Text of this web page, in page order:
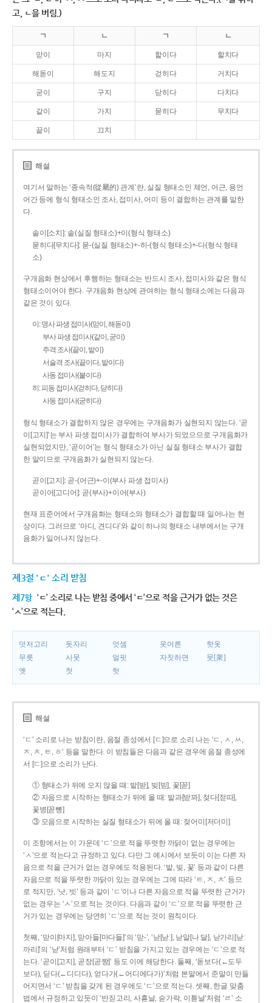
고, ㄴ을 버림.)
ㄱ ㄴ ㄱ ㄴ
맏이 마지 핥이다 할치다
해돋이 해도지 걷히다 거치다
굳이 구지 닫히다 다치다
같이 가치 묻히다 무치다
끝이 끄치
해설
여기서 말하는 ‘종속적(從屬的) 관계’란, 실질 형태소인 체언, 어근, 용언
어간 등에 형식 형태소인 조사, 접미사, 어미 등이 결합하는 관계를 말한
다.
솥이[소치]: 솥(실질 형태소)+이(형식 형태소)
묻히다[무치다]: 묻­-(실질 형태소)+­-히­-(형식 형태소)+-다(형식 형태
소)
구개음화 현상에서 후행하는 형태소는 반드시 조사, 접미사와 같은 형식
형태소이어야 한다. 구개음화 현상에 관여하는 형식 형태소에는 다음과
같은 것이 있다.
이: 명사 파생 접미사(맏이, 해돋이)
부사 파생 접미사(같이, 굳이)
주격 조사(끝이, 밭이)
서술격 조사(끝이다, 밭이다)
사동 접미사(붙이다)
히: 피동 접미사(걷히다, 닫히다)
사동 접미사(굳히다)
형식 형태소가 결합하지 않은 경우에는 구개음화가 실현되지 않는다. ‘곧
이[고지]’는 부사 파생 접미사가 결합하여 부사가 되었으므로 구개음화가
실현되었지만, ‘곧이어’는 형식 형태소가 아닌 실질 형태소 부사가 결합
한 말이므로 구개음화가 실현되지 않는다.
곧이[고지]: 곧-­(어근)+­-이(부사 파생 접미사)
곧이어[고디어]: 곧(부사)+이어(부사)
현재 표준어에서 구개음화는 형태소와 형태소가 결합할 때 일어나는 현
상이다. 그러므로 ‘마디, 견디다’와 같이 하나의 형태소 내부에서는 구개
음화가 일어나지 않는다.
제3절 'ㄷ' 소리 받침
제7항 ‘ㄷ’ 소리로 나는 받침 중에서 ‘ㄷ’으로 적을 근거가 없는 것은
‘ㅅ’으로 적는다.
덧저고리 돗자리 엇셈 웃어른
핫옷
무릇
사뭇 얼핏 자칫하면
뭇[衆]
옛
첫 헛
해설
‘ㄷ’ 소리로 나는 받침이란, 음절 종성에서 [ㄷ]으로 소리 나는 ‘ㄷ, ㅅ, ㅆ,
ㅈ, ㅊ, ㅌ, ㅎ’ 등을 말한다. 이 받침들은 다음과 같은 경우에 음절 종성에
서 [ㄷ]으로 소리가 난다.
① 형태소가 뒤에 오지 않을 때: 밭[받], 빚[빋], 꽃[꼳]
② 자음으로 시작하는 형태소가 뒤에 올 때: 밭과[받꽈], 젖다[젇따],
꽃병[꼳뼝]
③ 모음으로 시작하는 실질 형태소가 뒤에 올 때: 젖어미[저더미]
이 조항에서는 이 가운데 ‘ㄷ’으로 적을 뚜렷한 까닭이 없는 경우에는
‘ㅅ’으로 적는다고 규정하고 있다. 다만 그 예시에서 보듯이 이는 다른 자
음으로 적을 근거가 없는 경우에도 적용된다. ‘밭, 빚, 꽃’ 등과 같이 다른
자음으로 적을 뚜렷한 까닭이 있는 경우에는 그에 따라 ‘ㅌ, ㅈ, ㅊ’ 등으
로 적지만, ‘낫, 빗’ 등과 같이 ‘ㄷ’이나 다른 자음으로 적을 뚜렷한 근거가
없는 경우는 ‘ㅅ’으로 적는 것이다. 다음과 같이 ‘ㄷ’으로 적을 뚜렷한 근
거가 있는 경우에는 당연히 ‘ㄷ’으로 적는 것이 원칙이다.
첫째, ‘맏이[마지], 맏아들[마다들]’의 ‘맏-’, ‘낟[낟ː], 낟알[나ː달], 낟가리[낟ː
까리]’의 ‘낟’처럼 원래부터 ‘ㄷ’ 받침을 가지고 있는 경우에는 ‘ㄷ’으로 적
는다. ‘곧이[고지], 곧장[곧짱]’ 등도 이에 해당한다. 둘째, ‘돋보다(←도두
보다), 딛다(←디디다), 얻다가(←어디에다가)’처럼 본말에서 준말이 만들
어지면서 ‘ㄷ’ 받침을 갖게 된 경우에도 ‘ㄷ’으로 적는다. 셋째, 한글 맞춤
법에서 규정하고 있듯이 ‘반짇고리, 사흗날, 숟가락, 이튿날’처럼 ‘ㄹ’ 소